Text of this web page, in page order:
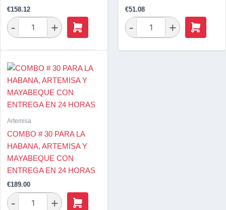
€158.12 €51.08
Artemisa
COMBO # 30 PARA LA
HABANA, ARTEMISA Y
MAYABEQUE CON
ENTREGA EN 24 HORAS
€189.00